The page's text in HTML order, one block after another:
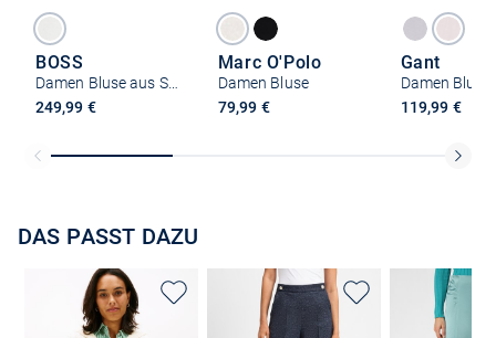
BOSS
Damen Bluse aus Seiden-Mix - Banorah
249,99 €
Marc O'Polo
Damen Bluse
79,99 €
Gant
Damen Bluse
119,99 €
DAS PASST DAZU